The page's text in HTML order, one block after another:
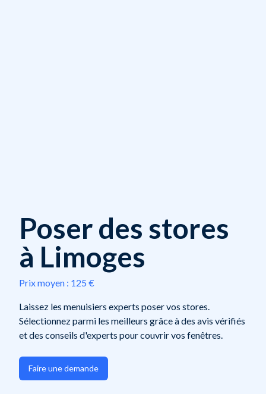
Poser des stores
à Limoges
Prix moyen : 125 €
Laissez les menuisiers experts poser vos stores.
Sélectionnez parmi les meilleurs grâce à des avis vérifiés
et des conseils d'experts pour couvrir vos fenêtres.
Faire une demande